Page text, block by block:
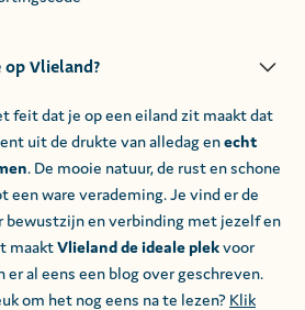
Vlieland?
feit dat je op een eiland zit maakt dat
uit de drukte van alledag enecht
. De mooie natuur, de rust en schone
een ware verademing. Je vind er de
bewustzijn en verbinding met jezelf en
maaktVlieland de ideale plekvoor
er al eens een blog over geschreven.
om het nog eens na te lezen? Klik